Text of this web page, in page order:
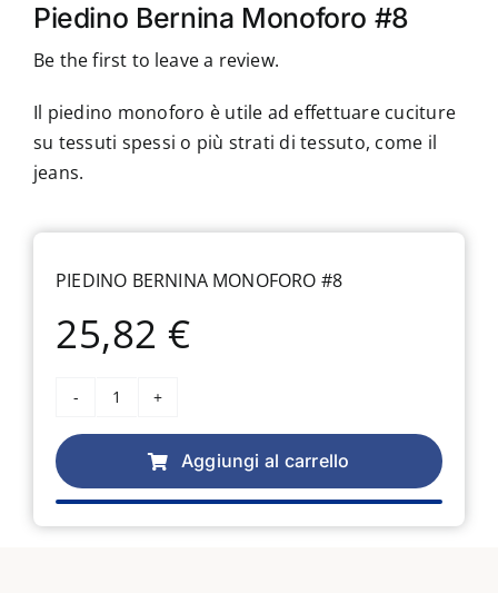
Piedino Bernina Monoforo #8
Be the first to leave a review.
Il piedino monoforo è utile ad effettuare cuciture
su tessuti spessi o più strati di tessuto, come il
jeans.
PIEDINO BERNINA MONOFORO #8
25,82€
Piedino
Bernina
Monoforo
quantità
Aggiungi al carrello